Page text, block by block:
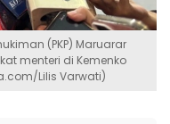
(PKP) Maruarar
menteri di Kemenko
Lilis Varwati)